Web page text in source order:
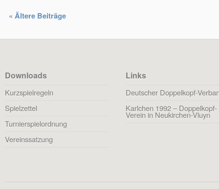
« Ältere Beiträge
Downloads
Kurzspielregeln
Spielzettel
Turnierspielordnung
Vereinssatzung
Links
Deutscher Doppelkopf-
Karlchen 1992 – Doppelkopf-
Verein in Neukirchen-Vluyn